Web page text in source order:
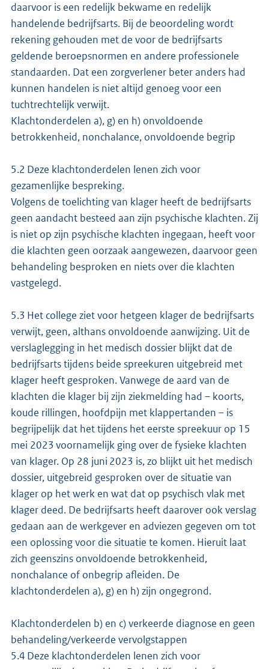
daarvoor is een redelijk bekwame en redelijk
handelende bedrijfsarts. Bij de beoordeling wordt
rekening gehouden met de voor de bedrijfsarts
geldende beroepsnormen en andere professionele
standaarden. Dat een zorgverlener beter anders had
kunnen handelen is niet altijd genoeg voor een
tuchtrechtelijk verwijt.
Klachtonderdelen a), g) en h) onvoldoende
betrokkenheid, nonchalance, onvoldoende begrip
5.2 Deze klachtonderdelen lenen zich voor
gezamenlijke bespreking.
Volgens de toelichting van klager heeft de bedrijfsarts
geen aandacht besteed aan zijn psychische klachten. Zij
is niet op zijn psychische klachten ingegaan, heeft voor
die klachten geen oorzaak aangewezen, daarvoor geen
behandeling besproken en niets over die klachten
vastgelegd.
5.3 Het college ziet voor hetgeen klager de bedrijfsarts
verwijt, geen, althans onvoldoende aanwijzing. Uit de
verslaglegging in het medisch dossier blijkt dat de
bedrijfsarts tijdens beide spreekuren uitgebreid met
klager heeft gesproken. Vanwege de aard van de
klachten die klager bij zijn ziekmelding had – koorts,
koude rillingen, hoofdpijn met klappertanden – is
begrijpelijk dat het tijdens het eerste spreekuur op 15
mei 2023 voornamelijk ging over de fysieke klachten
van klager. Op 28 juni 2023 is, zo blijkt uit het medisch
dossier, uitgebreid gesproken over de situatie van
klager op het werk en wat dat op psychisch vlak met
klager deed. De bedrijfsarts heeft daarover ook verslag
gedaan aan de werkgever en adviezen gegeven om tot
een oplossing voor die situatie te komen. Hieruit laat
zich geenszins onvoldoende betrokkenheid,
nonchalance of onbegrip afleiden. De
klachtonderdelen a), g) en h) zijn ongegrond.
Klachtonderdelen b) en c) verkeerde diagnose en geen
behandeling/verkeerde vervolgstappen
5.4 Deze klachtonderdelen lenen zich voor